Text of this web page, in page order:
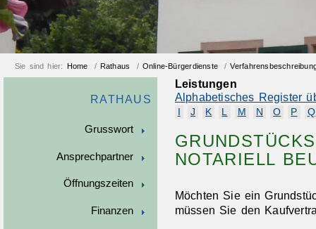
Sie sind hier: Home / Rathaus / Online-Bürgerdienste /
RATHAUS
Grusswort
Ansprechpartner
Öffnungszeiten
Finanzen
Leistungen
Alphabetisches Register
J K L M N O P Q
NOTARIELL
Möchten Sie ein
müssen Sie den